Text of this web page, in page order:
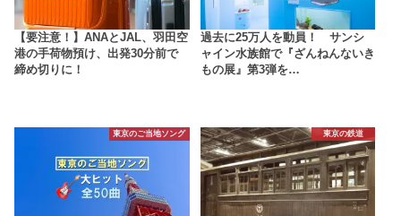
【要注意！】ANAとJAL、羽田空
港の手荷物預け、出発30分前で
締め切りに！
過去に25万人を動員！ サンシ
ャイン水族館で『ざんねんないき
もの展』第3弾を…
東京のご当地ソング 東京の鉄道